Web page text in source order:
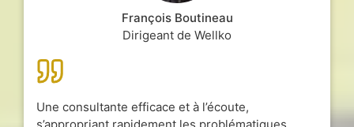
François Boutineau
Dirigeant de Wellko
Une consultante efficace et à l’écoute,